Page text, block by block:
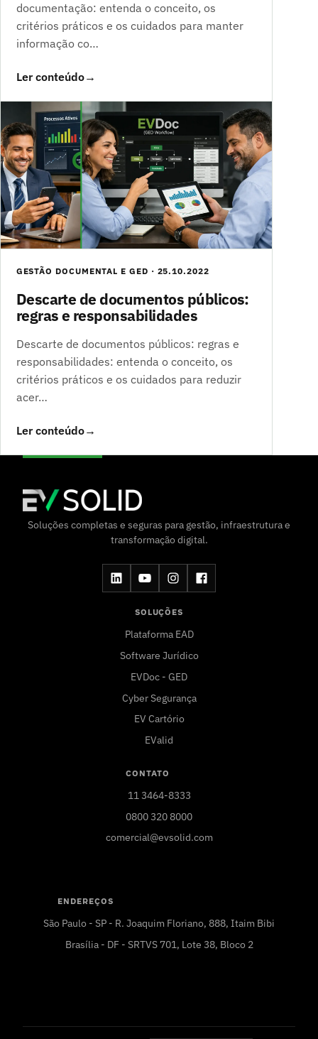
documentação: entenda o conceito, os
critérios práticos e os cuidados para manter
informação co…
Ler conteúdo→
GESTÃO DOCUMENTAL E GED · 25.10.2022
Descarte de documentos públicos:
regras e responsabilidades
Descarte de documentos públicos: regras e
responsabilidades: entenda o conceito, os
critérios práticos e os cuidados para reduzir
acer…
Ler conteúdo→
Soluções completas e seguras para gestão, infraestrutura e
transformação digital.
SOLUÇÕES
Plataforma EAD
Software Jurídico
EVDoc - GED
Cyber Segurança
EV Cartório
EValid
CONTATO
11 3464-8333
0800 320 8000
comercial@evsolid.com
ENDEREÇOS
São Paulo - SP - R. Joaquim Floriano, 888, Itaim Bibi
Brasília - DF - SRTVS 701, Lote 38, Bloco 2